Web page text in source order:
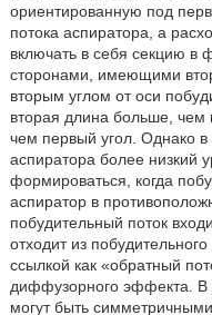
ориентированную под
потока аспиратора, а
включать в себя секцию в
сторонами, имеющими
вторым углом от оси
вторая длина больше, чем
чем первый угол. Однако в
аспиратора более низкий
формироваться, когда
аспиратор в
побудительный поток
отходит из
ссылкой как «обратный
диффузорного эффекта. В
могут быть